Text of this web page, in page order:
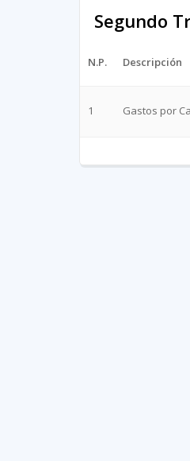
Segundo
N.P. Descripción
1 Gastos por